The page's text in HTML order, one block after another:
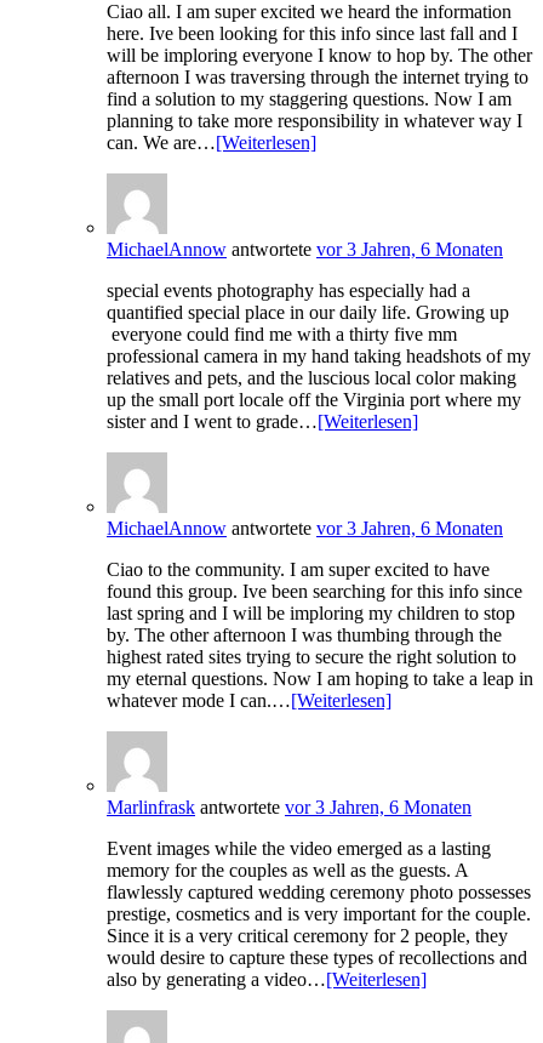
Ciao all. I am super excited we heard the information
here. Ive been looking for this info since last fall and I
will be imploring everyone I know to hop by. The other
afternoon I was traversing through the internet trying to
find a solution to my staggering questions. Now I am
planning to take more responsibility in whatever way I
can. We are…[Weiterlesen]
MichaelAnnow antwortete vor 3 Jahren, 6 Monaten
special events photography has especially had a
quantified special place in our daily life. Growing up
everyone could find me with a thirty five mm
professional camera in my hand taking headshots of my
relatives and pets, and the luscious local color making
up the small port locale off the Virginia port where my
sister and I went to grade…[Weiterlesen]
MichaelAnnow antwortete vor 3 Jahren, 6 Monaten
Ciao to the community. I am super excited to have
found this group. Ive been searching for this info since
last spring and I will be imploring my children to stop
by. The other afternoon I was thumbing through the
highest rated sites trying to secure the right solution to
my eternal questions. Now I am hoping to take a leap in
whatever mode I can.…[Weiterlesen]
Marlinfrask antwortete vor 3 Jahren, 6 Monaten
Event images while the video emerged as a lasting
memory for the couples as well as the guests. A
flawlessly captured wedding ceremony photo possesses
prestige, cosmetics and is very important for the couple.
Since it is a very critical ceremony for 2 people, they
would desire to capture these types of recollections and
also by generating a video…[Weiterlesen]